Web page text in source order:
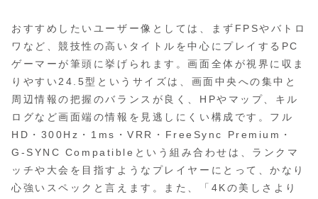
おすすめしたいユーザー像としては、まずFPSやバトロ
ワなど、競技性の高いタイトルを中心にプレイするPC
ゲーマーが筆頭に挙げられます。画面全体が視界に収ま
りやすい24.5型というサイズは、画面中央への集中と
周辺情報の把握のバランスが良く、HPやマップ、キル
ログなど画面端の情報を見逃しにくい構成です。フル
HD・300Hz・1ms・VRR・FreeSync Premium・
G-SYNC Compatibleという組み合わせは、ランクマ
ッチや大会を目指すようなプレイヤーにとって、かなり
心強いスペックと言えます。また、「4Kの美しさより